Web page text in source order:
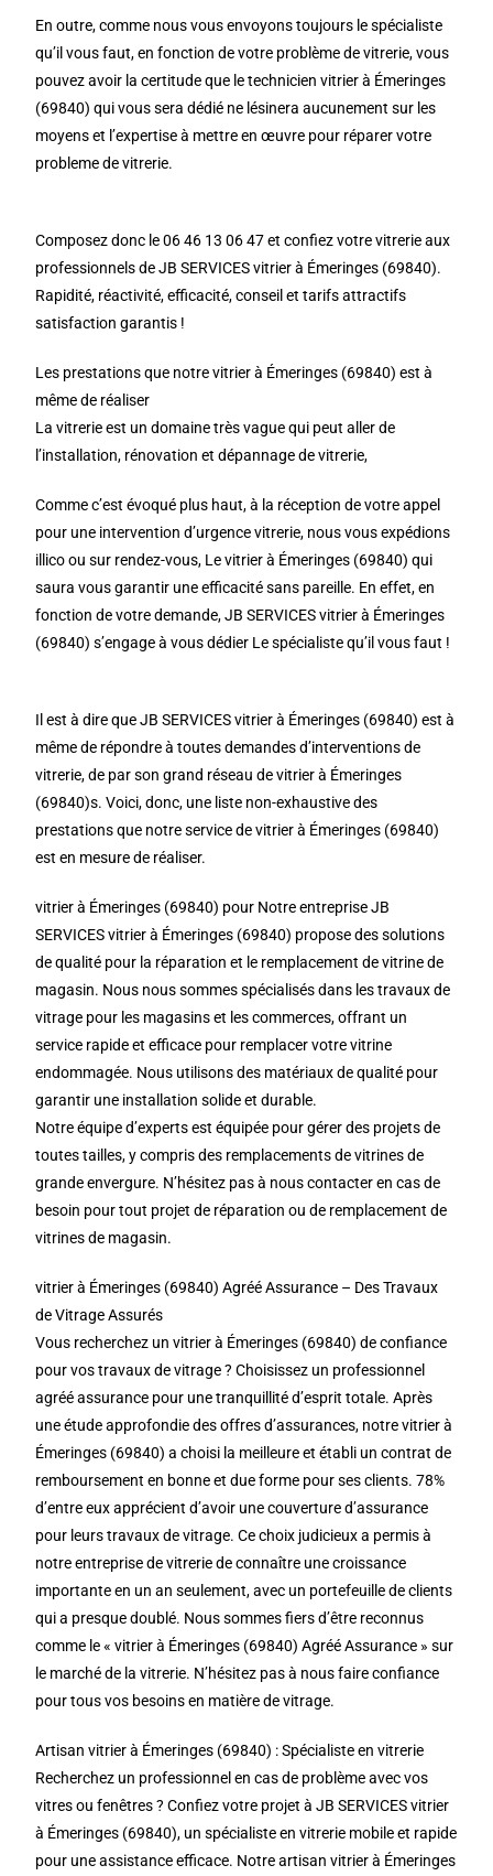
En outre, comme nous vous envoyons toujours le spécialiste
qu’il vous faut, en fonction de votre problème de vitrerie, vous
pouvez avoir la certitude que le technicien vitrier à Émeringes
(69840) qui vous sera dédié ne lésinera aucunement sur les
moyens et l’expertise à mettre en œuvre pour réparer votre
probleme de vitrerie.
Composez donc le 06 46 13 06 47 et confiez votre vitrerie aux
professionnels de JB SERVICES vitrier à Émeringes (69840).
Rapidité, réactivité, efficacité, conseil et tarifs attractifs
satisfaction garantis !
Les prestations que notre vitrier à Émeringes (69840) est à
même de réaliser
La vitrerie est un domaine très vague qui peut aller de
l’installation, rénovation et dépannage de vitrerie,
Comme c’est évoqué plus haut, à la réception de votre appel
pour une intervention d’urgence vitrerie, nous vous expédions
illico ou sur rendez-vous, Le vitrier à Émeringes (69840) qui
saura vous garantir une efficacité sans pareille. En effet, en
fonction de votre demande, JB SERVICES vitrier à Émeringes
(69840) s’engage à vous dédier Le spécialiste qu’il vous faut !
Il est à dire que JB SERVICES vitrier à Émeringes (69840) est à
même de répondre à toutes demandes d’interventions de
vitrerie, de par son grand réseau de vitrier à Émeringes
(69840)s. Voici, donc, une liste non-exhaustive des
prestations que notre service de vitrier à Émeringes (69840)
est en mesure de réaliser.
vitrier à Émeringes (69840) pour Notre entreprise JB
SERVICES vitrier à Émeringes (69840) propose des solutions
de qualité pour la réparation et le remplacement de vitrine de
magasin. Nous nous sommes spécialisés dans les travaux de
vitrage pour les magasins et les commerces, offrant un
service rapide et efficace pour remplacer votre vitrine
endommagée. Nous utilisons des matériaux de qualité pour
garantir une installation solide et durable.
Notre équipe d’experts est équipée pour gérer des projets de
toutes tailles, y compris des remplacements de vitrines de
grande envergure. N’hésitez pas à nous contacter en cas de
besoin pour tout projet de réparation ou de remplacement de
vitrines de magasin.
vitrier à Émeringes (69840) Agréé Assurance – Des Travaux
de Vitrage Assurés
Vous recherchez un vitrier à Émeringes (69840) de confiance
pour vos travaux de vitrage ? Choisissez un professionnel
agréé assurance pour une tranquillité d’esprit totale. Après
une étude approfondie des offres d’assurances, notre vitrier à
Émeringes (69840) a choisi la meilleure et établi un contrat de
remboursement en bonne et due forme pour ses clients. 78%
d’entre eux apprécient d’avoir une couverture d’assurance
pour leurs travaux de vitrage. Ce choix judicieux a permis à
notre entreprise de vitrerie de connaître une croissance
importante en un an seulement, avec un portefeuille de clients
qui a presque doublé. Nous sommes fiers d’être reconnus
comme le « vitrier à Émeringes (69840) Agréé Assurance » sur
le marché de la vitrerie. N’hésitez pas à nous faire confiance
pour tous vos besoins en matière de vitrage.
Artisan vitrier à Émeringes (69840) : Spécialiste en vitrerie
Recherchez un professionnel en cas de problème avec vos
vitres ou fenêtres ? Confiez votre projet à JB SERVICES vitrier
à Émeringes (69840), un spécialiste en vitrerie mobile et rapide
pour une assistance efficace. Notre artisan vitrier à Émeringes